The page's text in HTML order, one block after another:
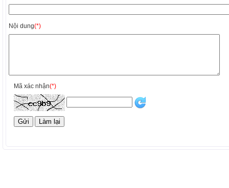
Nội dung(*)
Mã xác nhận(*)